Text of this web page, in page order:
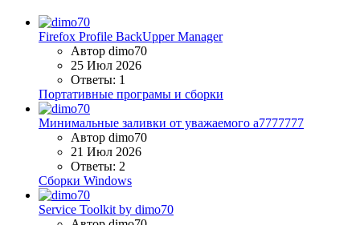
Firefox Profile BackUpper Manager
Автор dimo70
25 Июл 2026
Ответы: 1
Портативные програмы и сборки
Минимальные заливки от уважаемого a7777777
Автор dimo70
21 Июл 2026
Ответы: 2
Сборки Windows
Service Toolkit by dimo70